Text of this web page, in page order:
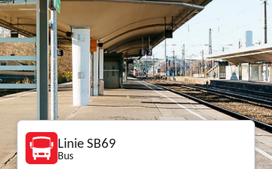
Linie SB69
Bus